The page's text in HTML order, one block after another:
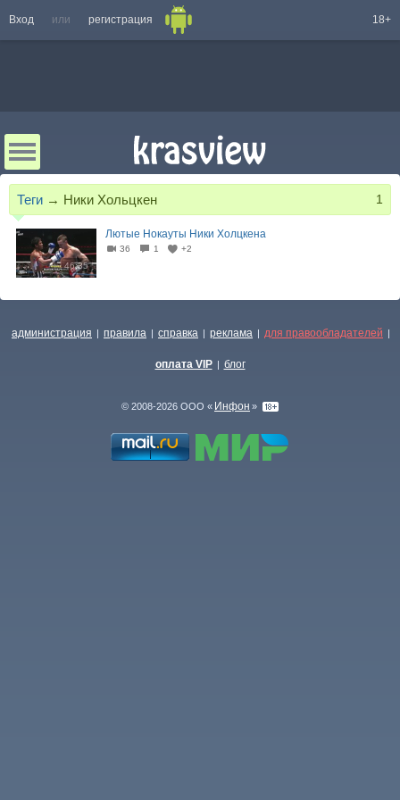
Вход или регистрация 18+
Теги → Ники Хольцкен 1
46:35
Лютые Нокауты Ники Холцкена
36 1 +2
администрация | правила | справка | реклама | для правообладателей |
оплата VIP | блог
© 2008-2026 ООО « Инфон »